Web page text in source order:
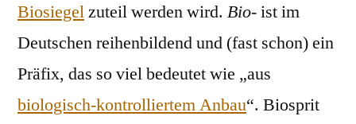
Biosiegelzuteil werden wird. Bio-ist im
Deutschen reihenbildend und (fast schon) ein
Präfix, das so viel bedeutet wie „aus
biologisch-kontrolliertem Anbau“. Biosprit